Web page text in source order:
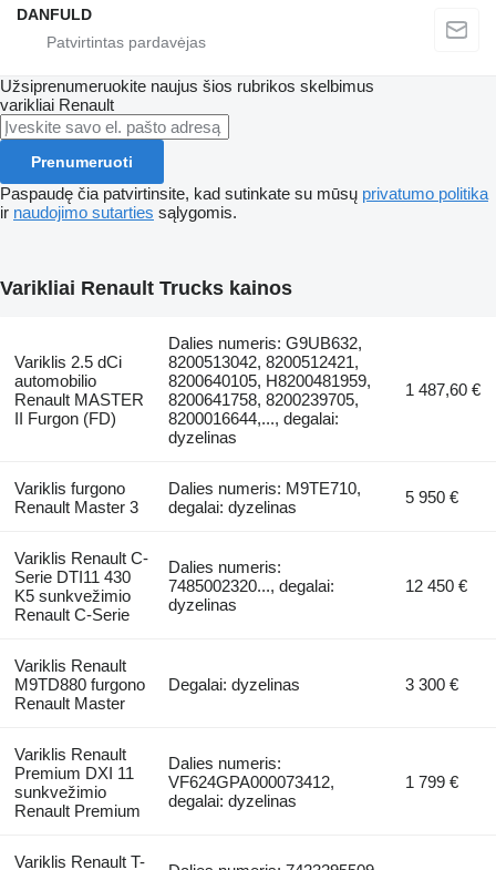
DANFULD
Užsiprenumeruokite naujus šios rubrikos skelbimus
varikliai Renault
Prenumeruoti
Paspaudę čia patvirtinsite, kad sutinkate su mūsų privatumo politika
ir naudojimo sutarties sąlygomis.
Varikliai Renault Trucks kainos
Variklis 2.5 dCi
automobilio
Renault MASTER
II Furgon (FD)
Dalies numeris: G9UB632,
8200513042, 8200512421,
8200640105, H8200481959,
8200641758, 8200239705,
8200016644,..., degalai:
dyzelinas
1 487,60 €
Variklis furgono
Renault Master 3
Dalies numeris: M9TE710,
degalai: dyzelinas
5 950 €
Variklis Renault C-
Serie DTI11 430
K5 sunkvežimio
Renault C-Serie
Dalies numeris:
7485002320..., degalai:
dyzelinas
12 450 €
Variklis Renault
M9TD880 furgono
Renault Master
Degalai: dyzelinas 3 300 €
Variklis Renault
Premium DXI 11
sunkvežimio
Renault Premium
Dalies numeris:
VF624GPA000073412,
degalai: dyzelinas
1 799 €
Variklis Renault T-